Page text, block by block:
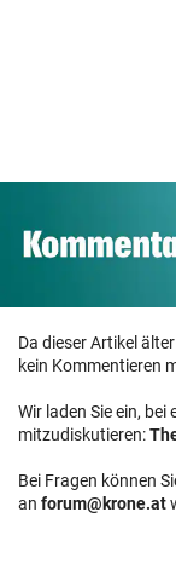
Da dieser Artikel
kein Kommentieren
Wir laden Sie ein,
mitzudiskutieren:
Bei Fragen können
an forum@krone.at